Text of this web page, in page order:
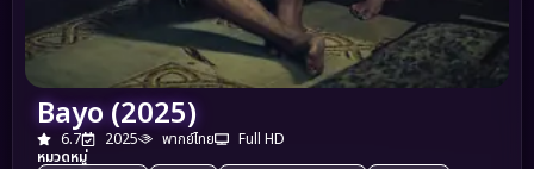
Bayo (2025)
6.7 2025 พากย์ไทย
Full HD
หมวดหมู่